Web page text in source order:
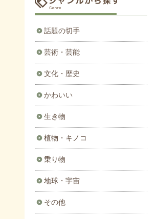
話題の切手
芸術・芸能
文化・歴史
かわいい
生き物
植物・キノコ
乗り物
地球・宇宙
その他